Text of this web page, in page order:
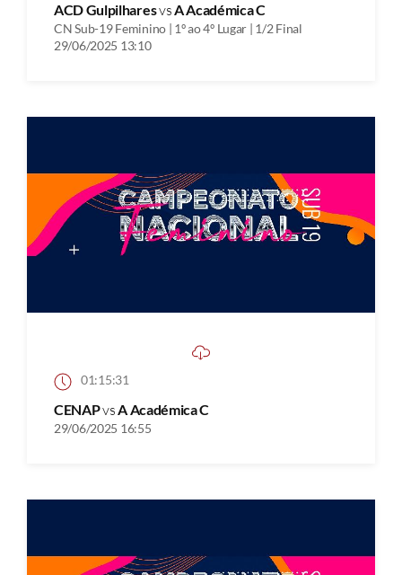
ACD GulpilharesvsA Académica C
CN Sub-19 Feminino | 1º ao 4º Lugar | 1/2 Final
29/06/2025 13:10
01:15:31
CENAPvsA Académica C
29/06/2025 16:55